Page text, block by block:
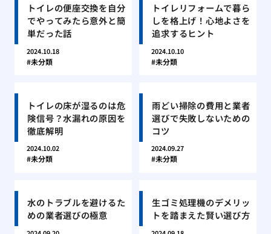
トイレの便座交換を自分
でやってみたら意外と簡
単だった話
2024.10.18
未分類
トイレリフォームで暮ら
しを格上げ！心地よさを
追求するヒント
2024.10.10
未分類
トイレの床が湿るのは危
険信号？水漏れの原因を
徹底解明
2024.10.02
未分類
雨どい掃除の費用と業者
選びで失敗しないための
コツ
2024.09.27
未分類
水のトラブルを避けるた
めの業者選びの極意
生ゴミ処理機のデメリッ
トを踏まえた賢い選び方